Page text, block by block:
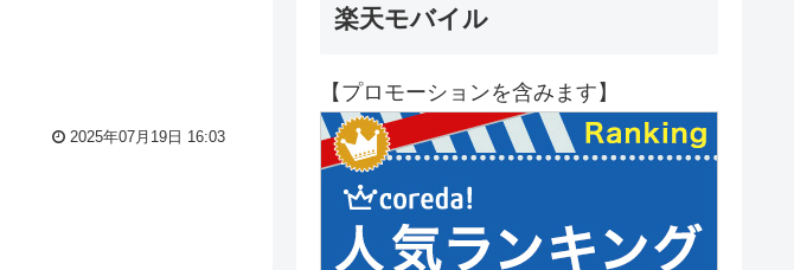
2025年07月19日 16:03
楽天モバイル
【プロモーションを含みます】